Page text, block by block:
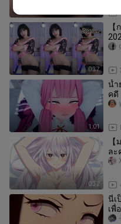
0:37
1:01
น้ำ
คดี
0:32
ละ
แห่
นี่เ
เพื่
เป